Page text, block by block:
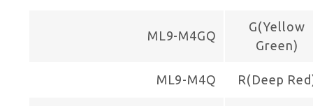
ML9-M4GQ
G(Yellow
Green)
ML9-M4Q R(Deep